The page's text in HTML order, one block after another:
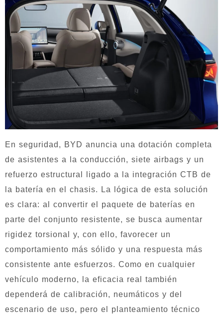
En seguridad, BYD anuncia una dotación completa
de asistentes a la conducción, siete airbags y un
refuerzo estructural ligado a la integración CTB de
la batería en el chasis. La lógica de esta solución
es clara: al convertir el paquete de baterías en
parte del conjunto resistente, se busca aumentar
rigidez torsional y, con ello, favorecer un
comportamiento más sólido y una respuesta más
consistente ante esfuerzos. Como en cualquier
vehículo moderno, la eficacia real también
dependerá de calibración, neumáticos y del
escenario de uso, pero el planteamiento técnico